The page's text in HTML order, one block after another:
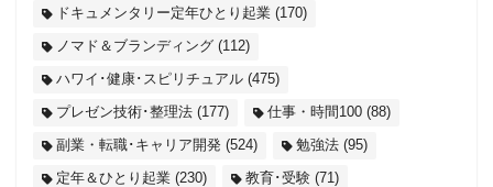
ドキュメンタリー定年ひとり起業 (170)
ノマド＆ブランディング (112)
ハワイ･健康･スピリチュアル (475)
プレゼン技術･整理法 (177) 仕事・時間100 (88)
副業・転職･キャリア開発 (524) 勉強法 (95)
定年＆ひとり起業 (230) 教育･受験 (71)